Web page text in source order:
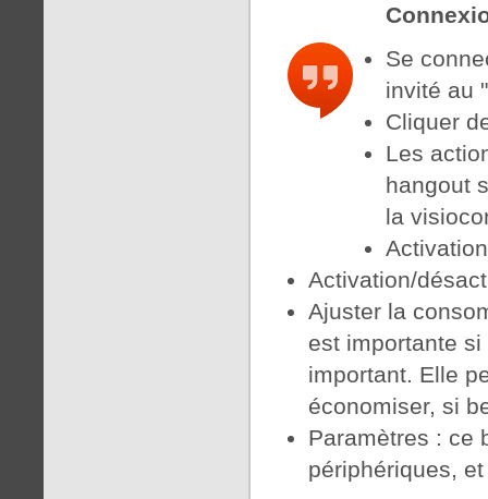
Se
invité au
Cliquer
Les
hangout
la
Activation/
Ajuster la
est importante
important. Elle
économiser, si
Paramètres : ce
périphériques,